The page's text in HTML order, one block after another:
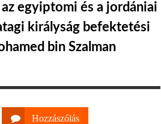
egyiptomi és a jordániai
királyság befektetési
bin Szalman
Hozzászólás